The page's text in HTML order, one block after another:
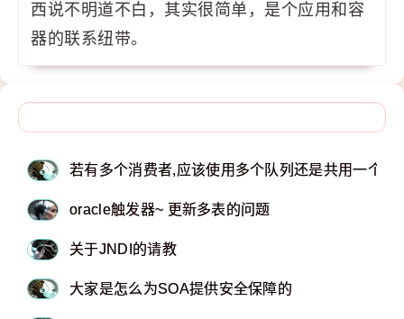
西说不明道不白，其实很简单，是个应用和容
器的联系纽带。
若有多个消费者,应该使用多个队列还是共用一个队
oracle触发器~ 更新多表的问题
关于JNDI的请教
大家是怎么为SOA提供安全保障的